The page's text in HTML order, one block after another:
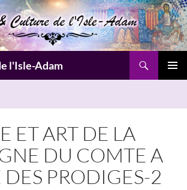
l'Isle-Adam
ET ART DE LA
DU COMTE A
DES PRODIGES-2